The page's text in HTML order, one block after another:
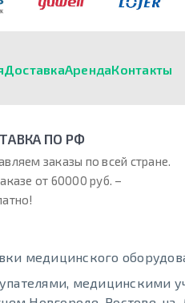
ДоставкаАрендаКонтакты
ПО РФ
заказы по всей стране.
от 60000 руб. –
медицинского
медицинскими